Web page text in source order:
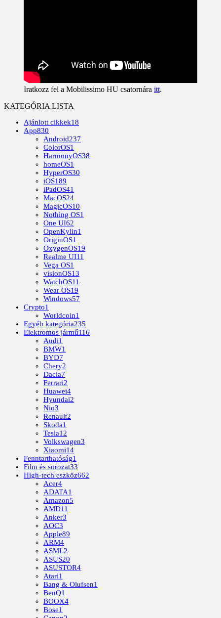
Iratkozz fel a Mobilissimo HU csatornára itt.
KATEGÓRIA LISTA
Ajánlott cikkek18
App830
Android237
ColorOS1
HarmonyOS38
homeOS1
HyperOS30
iOS189
iPadOS41
MacOS24
MagicOS10
Nothing OS1
One UI62
OpenKylin1
OriginOS1
OxygenOS19
Realme UI11
Vega OS1
visionOS13
WatchOS11
Wear OS19
Windows57
Crypto1
Worldcoin1
Egyéb kategória235
Elektromos jármű116
Audi1
BMW1
BYD7
Chery2
Dacia7
Ferrari2
Huawei4
Hyundai2
Nio3
Renault2
Skoda1
Tesla12
Volkswagen3
Xiaomi14
Fenntarthatóság1
Film és sorozat33
High-tech eszköz662
Acer4
ADATA1
Amazon5
AMD11
Anker3
AOC3
Apple89
ARM4
ASML2
ASUS20
ASUSTOR4
Atari1
Bang & Olufsen1
BenQ1
BOOX4
Bose1